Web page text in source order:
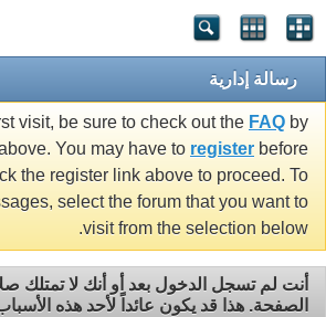
رسالة إدارية
visit, be sure to check out the FAQ by
You may have to register before
the register link above to proceed. To
select the forum that you want to
visit from the selection below.
أنت لم تسجل الدخول بعد أو أنك لا تمتلك
الصفحة. هذا قد يكون عائداً لأحد هذه